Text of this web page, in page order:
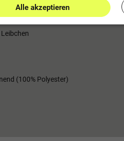
Leibchen
(100% Polyester)
Alle akzeptieren